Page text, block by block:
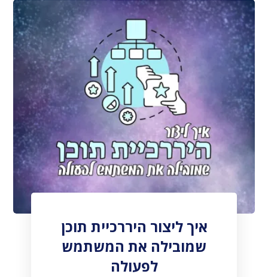
איך ליצור היררכיית תוכן
שמובילה את המשתמש
לפעולה